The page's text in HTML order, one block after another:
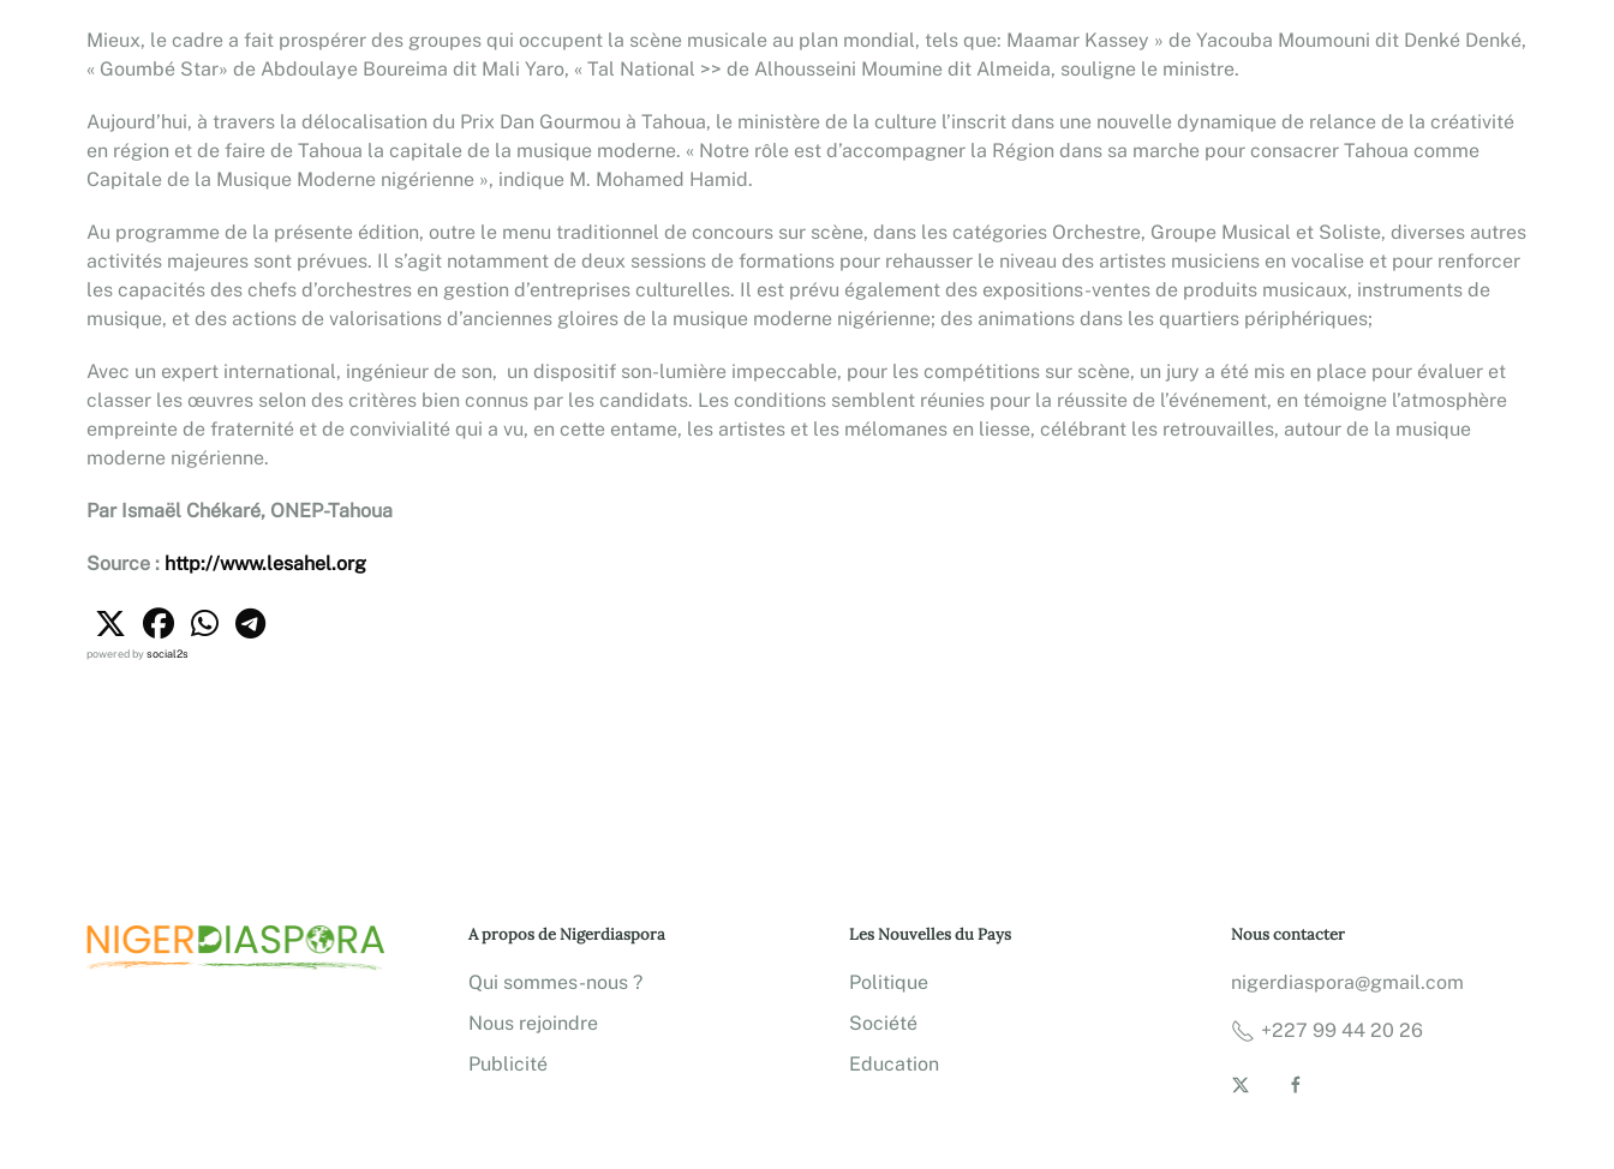
Mieux, le cadre a fait prospérer des groupes qui occupent la scène musicale au plan mondial, tels que: Maamar Kassey » de Yacouba Moumouni dit Denké Denké,
« Goumbé Star» de Abdoulaye Boureima dit Mali Yaro, « Tal National >> de Alhousseini Moumine dit Almeida, souligne le ministre.
Aujourd’hui, à travers la délocalisation du Prix Dan Gourmou à Tahoua, le ministère de la culture l’inscrit dans une nouvelle dynamique de relance de la créativité
en région et de faire de Tahoua la capitale de la musique moderne. « Notre rôle est d’accompagner la Région dans sa marche pour consacrer Tahoua comme
Capitale de la Musique Moderne nigérienne », indique M. Mohamed Hamid.
Au programme de la présente édition, outre le menu traditionnel de concours sur scène, dans les catégories Orchestre, Groupe Musical et Soliste, diverses autres
activités majeures sont prévues. Il s’agit notamment de deux sessions de formations pour rehausser le niveau des artistes musiciens en vocalise et pour renforcer
les capacités des chefs d’orchestres en gestion d’entreprises culturelles. Il est prévu également des expositions-ventes de produits musicaux, instruments de
musique, et des actions de valorisations d’anciennes gloires de la musique moderne nigérienne; des animations dans les quartiers périphériques;
Avec un expert international, ingénieur de son, un dispositif son-lumière impeccable, pour les compétitions sur scène, un jury a été mis en place pour évaluer et
classer les œuvres selon des critères bien connus par les candidats. Les conditions semblent réunies pour la réussite de l’événement, en témoigne l’atmosphère
empreinte de fraternité et de convivialité qui a vu, en cette entame, les artistes et les mélomanes en liesse, célébrant les retrouvailles, autour de la musique
moderne nigérienne.
Par Ismaël Chékaré, ONEP-Tahoua
Source : http://www.lesahel.org
powered bysocial2s
A propos de Nigerdiaspora
Qui sommes-nous ?
Nous rejoindre
Publicité
Les Nouvelles du Pays
Politique
Société
Education
Nous contacter
nigerdiaspora@gmail.com
+227 99 44 20 26